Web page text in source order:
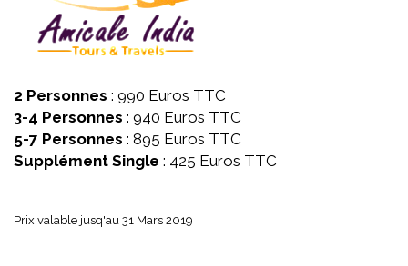
2 Personnes : 990 Euros TTC
3-4 Personnes : 940 Euros TTC
5-7 Personnes : 895 Euros TTC
Supplément Single : 425 Euros TTC
Prix valable jusq'au 31 Mars 2019